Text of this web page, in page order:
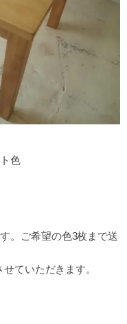
色
。ご希望の色3枚まで送
ていただきます。